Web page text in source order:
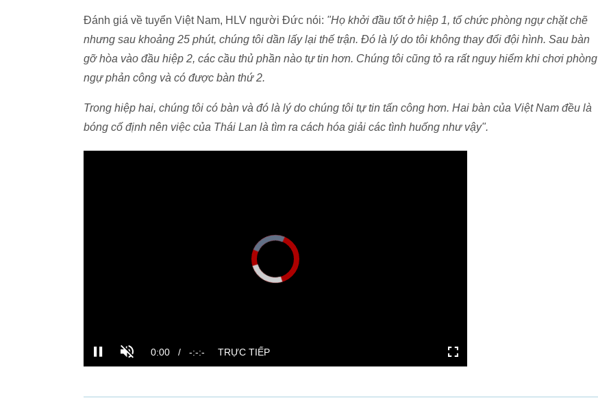
Đánh giá về tuyển Việt Nam, HLV người Đức nói: "Họ khởi đầu tốt ở hiệp 1, tổ chức phòng ngự chặt chẽ
nhưng sau khoảng 25 phút, chúng tôi dần lấy lại thế trận. Đó là lý do tôi không thay đổi đội hình. Sau bàn
gỡ hòa vào đầu hiệp 2, các cầu thủ phần nào tự tin hơn. Chúng tôi cũng tỏ ra rất nguy hiểm khi chơi phòng
ngự phản công và có được bàn thứ 2.
Trong hiệp hai, chúng tôi có bàn và đó là lý do chúng tôi tự tin tấn công hơn. Hai bàn của Việt Nam đều là
bóng cố định nên việc của Thái Lan là tìm ra cách hóa giải các tình huống như vậy".